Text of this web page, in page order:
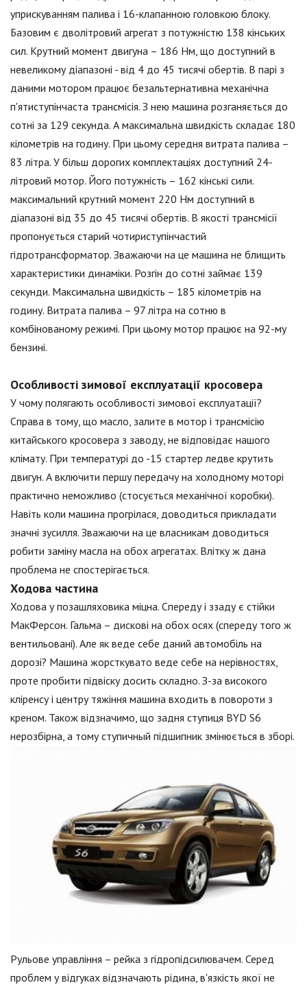
уприскуванням палива і 16-клапанною головкою блоку.
Базовим є дволітровий агрегат з потужністю 138 кінських
сил. Крутний момент двигуна – 186 Нм, що доступний в
невеликому діапазоні - від 4 до 45 тисячі обертів. В парі з
даними мотором працює безальтернативна механічна
п'ятиступінчаста трансмісія. З нею машина розганяється до
сотні за 129 секунда. А максимальна швидкість складає 180
кілометрів на годину. При цьому середня витрата палива –
83 літра. У більш дорогих комплектаціях доступний 24-
літровий мотор. Його потужність – 162 кінські сили.
максимальний крутний момент 220 Нм доступний в
діапазоні від 35 до 45 тисячі обертів. В якості трансмісії
пропонується старий чотириступінчастий
гідротрансформатор. Зважаючи на це машина не блищить
характеристики динаміки. Розгін до сотні займає 139
секунди. Максимальна швидкість – 185 кілометрів на
годину. Витрата палива – 97 літра на сотню в
комбінованому режимі. При цьому мотор працює на 92-му
бензині.
Особливості зимової експлуатації кросовера
У чому полягають особливості зимової експлуатації?
Справа в тому, що масло, залите в мотор і трансмісію
китайського кросовера з заводу, не відповідає нашого
клімату. При температурі до -15 стартер ледве крутить
двигун. А включити першу передачу на холодному моторі
практично неможливо (стосується механічної коробки).
Навіть коли машина прогрілася, доводиться прикладати
значні зусилля. Зважаючи на це власникам доводиться
робити заміну масла на обох агрегатах. Влітку ж дана
проблема не спостерігається.
Ходова частина
Ходова у позашляховика міцна. Спереду і ззаду є стійки
МакФерсон. Гальма – дискові на обох осях (спереду того ж
вентильовані). Але як веде себе даний автомобіль на
дорозі? Машина жорсткувато веде себе на нерівностях,
проте пробити підвіску досить складно. З-за високого
кліренсу і центру тяжіння машина входить в повороти з
креном. Також відзначимо, що задня ступиця BYD S6
нерозбірна, а тому ступичный підшипник змінюється в зборі.
Рульове управління – рейка з гідропідсилювачем. Серед
проблем у відгуках відзначають рідина, в'язкість якої не